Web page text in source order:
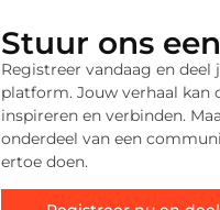
Stuur ons
Registreer vandaag en deel
platform. Jouw verhaal kan
inspireren en verbinden.
onderdeel van een
ertoe doen.